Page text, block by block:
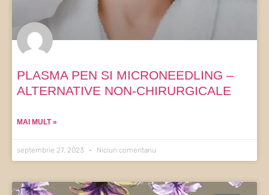
PLASMA PEN SI MICRONEEDLING –
ALTERNATIVE NON-CHIRURGICALE
MAI MULT »
septembrie 27, 2023 Niciun comentariu